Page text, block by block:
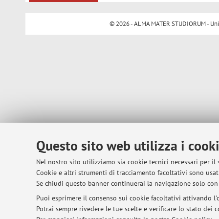
Questo sito web utilizza i
Nel nostro sito utilizziamo sia cookie tecnici necessari per
Cookie e altri strumenti di tracciamento facoltativi sono
Se chiudi questo banner continuerai la navigazione solo
Puoi esprimere il consenso sui cookie facoltativi attivando
Potrai sempre rivedere le tue scelte e verificare lo stato dei
© 2026 - ALMA MATER STUDIORUM -